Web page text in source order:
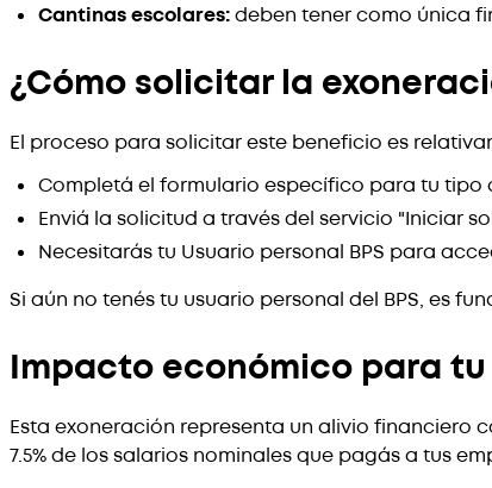
Cantinas escolares:deben tener como única
¿Cómo solicitar la
El proceso para solicitar este beneficio es
Completá el formulario específico para tu tipo
Enviá la solicitud a través del servicio "Iniciar
Necesitarás tu Usuario personal BPS para
Si aún no tenés tu usuario personal del BPS, es
Impacto económico para
Esta exoneración representa un alivio financiero
7.5% de los salarios nominales que pagás a tus